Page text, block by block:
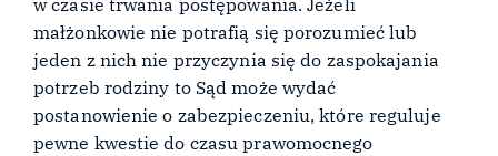
w czasie trwania postępowania. Jeżeli
małżonkowie nie potrafią się porozumieć lub
jeden z nich nie przyczynia się do zaspokajania
potrzeb rodziny to Sąd może wydać
postanowienie o zabezpieczeniu, które reguluje
pewne kwestie do czasu prawomocnego